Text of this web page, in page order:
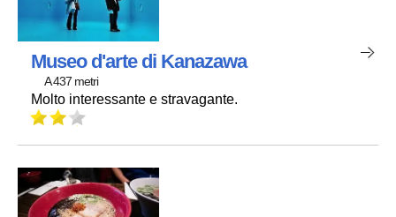
Museo d'arte di Kanazawa
A 437 metri
Molto interessante e stravagante.